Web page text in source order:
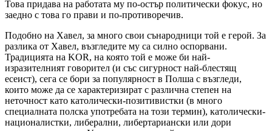
Това придава на работата му по-остър политически фокус, но
заедно с това го прави и по-противоречив.
Подобно на Хавел, за много свои сънародници той е герой. За
разлика от Хавел, възгледите му са силно оспорвани.
Традицията на KOR, на която той е може би най-
изразителният говорител (и със сигурност най-блестящ
есеист), сега се бори за популярност в Полша с възгледи,
които може да се характеризират с различна степен на
неточност като католически-позитивистки (в много
специалната полска употребата на този термин), католически-
националистки, либерални, либертариански или дори